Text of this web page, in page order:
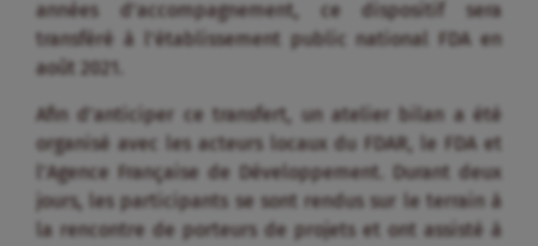
années d’accompagnement, ce dispositif sera
transféré à l’établissement public national FDA en
août 2021.
Afin d’anticiper ce transfert, un atelier bilan a été
organisé avec les acteurs locaux du FDAR, le FDA et
l’Agence Française de Développement. Durant deux
jours, les participants se sont rendus sur le terrain à
la rencontre de porteurs de projets et ont assisté à